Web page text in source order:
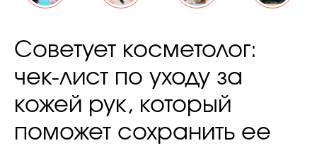
Личный опыт
Советует косметолог:
чек-лист по уходу за
кожей рук, который
поможет сохранить ее